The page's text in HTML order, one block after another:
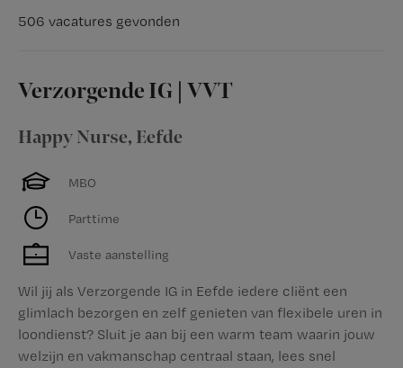
506 vacatures gevonden
Verzorgende IG | VVT
Happy Nurse, Eefde
MBO
Parttime
Vaste aanstelling
Wil jij als Verzorgende IG in Eefde iedere cliënt een
glimlach bezorgen en zelf genieten van flexibele uren in
loondienst? Sluit je aan bij een warm team waarin jouw
welzijn en vakmanschap centraal staan, lees snel